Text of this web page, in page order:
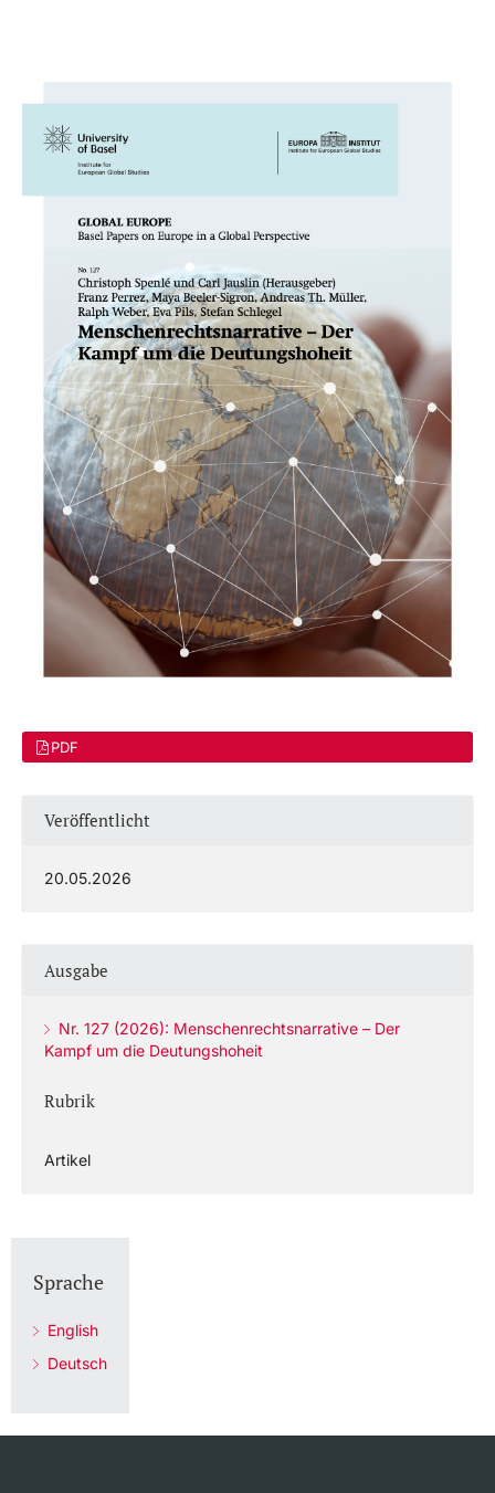
PDF
Veröffentlicht
20.05.2026
Ausgabe
Nr. 127 (2026): Menschenrechtsnarrative – Der
Kampf um die Deutungshoheit
Rubrik
Artikel
Sprache
English
Deutsch